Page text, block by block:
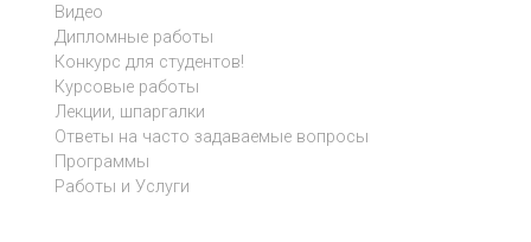
Видео
Дипломные работы
Конкурс для студентов!
Курсовые работы
Лекции, шпаргалки
Ответы на часто задаваемые вопросы
Программы
Работы и Услуги